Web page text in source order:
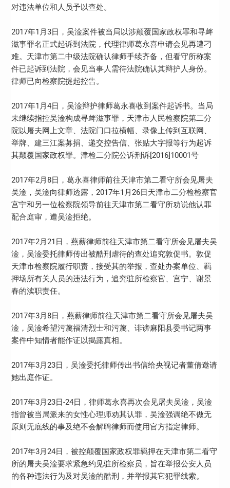
对违法单位和人员予以查处。
2017年1月3日，吴淦案件被当局以涉颠覆国家政权罪和寻衅
滋事罪名正式起诉到法院，代理律师葛永喜申请会见再遭刁
难。天津市第二中级法院确认律师手续齐备，但看守所称案
件已起诉到法院，会见当事人需待法院确认其辩护人身份。
律师已向检察院提起控告。
2017年1月4日，吴淦辩护律师葛永喜收到案件起诉书。当局
未继续指控吴淦构成寻衅滋事罪，天津市人民检察院第二分
院以屠夫网上文章、法院门口拉横幅、录像上传到互联网、
举牌、建三江案募捐、递交控告信、张贴大字报等行为起诉
其颠覆国家政权罪。津检二分院公诉刑诉[2016]10001号
2017年2月8日，葛永喜律师前往天津市第二看守所会见屠夫
吴淦，吴淦向律师透露，2017年1月26日天津市二分检检察官
宫宁和另一位检察院领导前往天津市第二看守所劝说他认罪
配合庭审，遭吴淦拒绝。
2017年2月21日，燕薪律师前往天津市第二看守所会见屠夫吴
淦，吴淦委托律师传出被酷刑虐待的查处追究敦促书。敦促
天津市检察院履行职责，接受其的举报，查处办案单位、羁
押场所有关人员的违法行为，追究驻所检察官、宫宁、谢景
春的渎职责任。
2017年3月8日，燕薪律师前往天津市第二看守所会见屠夫吴
淦，吴淦希望污蔑福清烈士和污蔑、诽谤麻阳县委书记两事
案件中知情者能作证以揭露真相。
2017年3月23日，吴淦委托律师传出书信给央视记者董倩邀请
她出庭作证。
2017年3月23日-24日，律师葛永喜再次会见屠夫吴淦，吴淦
指曾被当局派来的女性心理师劝其认罪，吴淦强调绝不做无
原则无底线的事及绝不会解聘律师而使用官方指定律师。
2017年3月24日，被控颠覆国家政权罪羁押在天津市第二看守
所的屠夫吴淦要求紧急约见驻所检察员，旨在举报公安人员
的各种违法行为及对吴淦的酷刑，并举报其它犯罪线索。